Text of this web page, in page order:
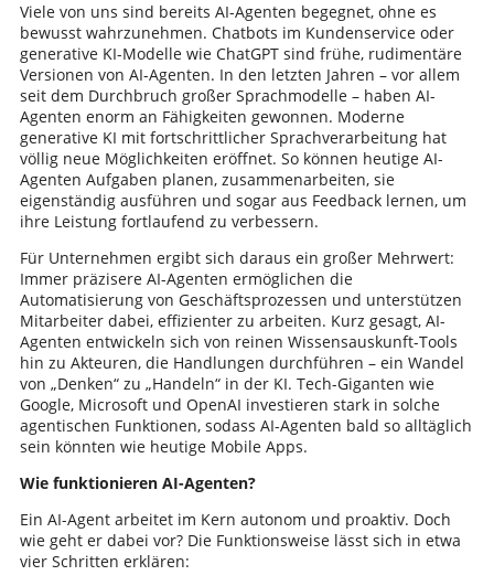
Viele von uns sind bereits AI-Agenten begegnet, ohne es
bewusst wahrzunehmen. Chatbots im Kundenservice oder
generative KI-Modelle wie ChatGPT sind frühe, rudimentäre
Versionen von AI-Agenten. In den letzten Jahren – vor allem
seit dem Durchbruch großer Sprachmodelle – haben AI-
Agenten enorm an Fähigkeiten gewonnen. Moderne
generative KI mit fortschrittlicher Sprachverarbeitung hat
völlig neue Möglichkeiten eröffnet. So können heutige AI-
Agenten Aufgaben planen, zusammenarbeiten, sie
eigenständig ausführen und sogar aus Feedback lernen, um
ihre Leistung fortlaufend zu verbessern.
Für Unternehmen ergibt sich daraus ein großer Mehrwert:
Immer präzisere AI-Agenten ermöglichen die
Automatisierung von Geschäftsprozessen und unterstützen
Mitarbeiter dabei, effizienter zu arbeiten. Kurz gesagt, AI-
Agenten entwickeln sich von reinen Wissensauskunft-Tools
hin zu Akteuren, die Handlungen durchführen – ein Wandel
von „Denken“ zu „Handeln“ in der KI. Tech-Giganten wie
Google, Microsoft und OpenAI investieren stark in solche
agentischen Funktionen, sodass AI-Agenten bald so alltäglich
sein könnten wie heutige Mobile Apps.
Wie funktionieren AI-Agenten?
Ein AI-Agent arbeitet im Kern autonom und proaktiv. Doch
wie geht er dabei vor? Die Funktionsweise lässt sich in etwa
vier Schritten erklären: